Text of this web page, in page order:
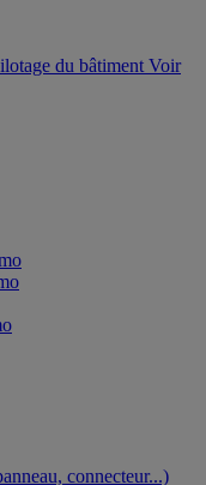
du bâtiment Voir
connecteur...)